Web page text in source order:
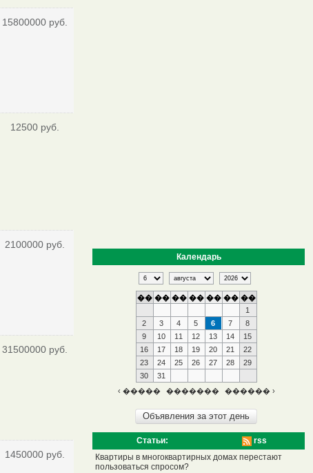
15800000 руб.
12500 руб.
2100000 руб.
31500000 руб.
1450000 руб.
Календарь
�� �� �� �� �� �� ��
1
2
3 4 5 6 7
8
9
10 11 12 13 14
15
16
17 18 19 20 21
22
23
24 25 26 27 28
29
30
31
‹ �����
������� ������ ›
Статьи:
rss
Квартиры в многоквартирных домах перестают
пользоваться спросом?